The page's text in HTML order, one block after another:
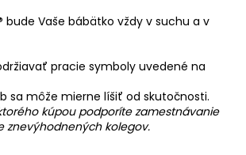
bude Vaše bábätko vždy v suchu a v
pracie symboly uvedené na
sa môže mierne líšiť od skutočnosti.
kúpou podporíte zamestnávanie
znevýhodnených kolegov.